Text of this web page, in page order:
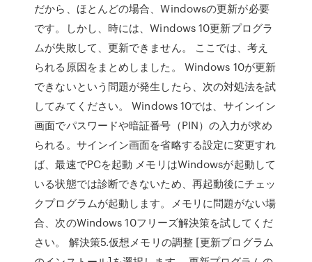
だから、ほとんどの場合、Windowsの更新が必要
です。しかし、時には、Windows 10更新プログラ
ムが失敗して、更新できません。 ここでは、考え
られる原因をまとめしました。 Windows 10が更新
できないという問題が発生したら、次の対処法を試
してみてください。 Windows 10では、サインイン
画面でパスワードや暗証番号（PIN）の入力が求め
られる。サインイン画面を省略する設定に変更すれ
ば、最速でPCを起動 メモリはWindowsが起動して
いる状態では診断できないため、再起動後にチェッ
クプログラムが起動します。メモリに問題がない場
合、次のWindows 10フリーズ解決策を試してくだ
さい。 解決策5.仮想メモリの調整 [更新プログラム